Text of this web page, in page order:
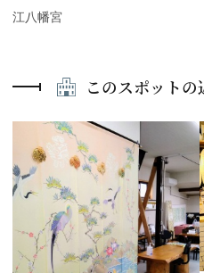
安江八幡宮
このスポット
e
v
i
u